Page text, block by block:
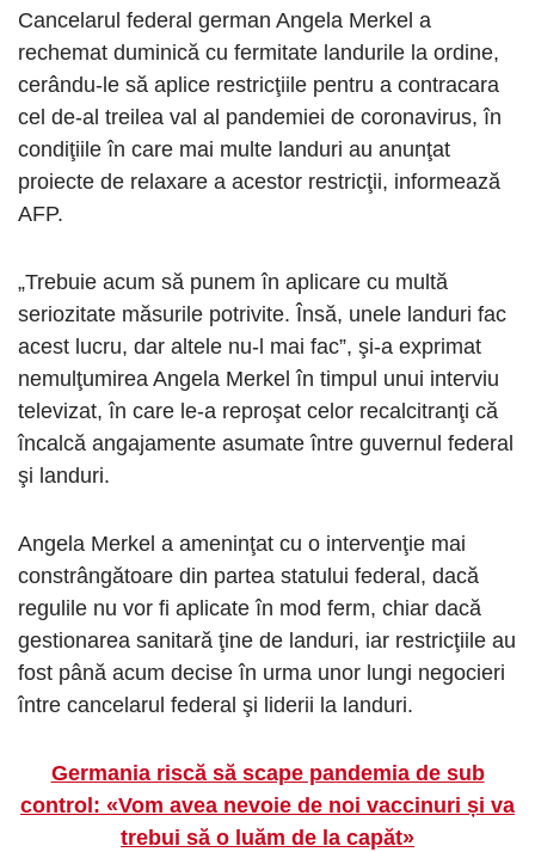
Cancelarul federal german Angela Merkel a
rechemat duminică cu fermitate landurile la ordine,
cerându-le să aplice restricţiile pentru a contracara
cel de-al treilea val al pandemiei de coronavirus, în
condiţiile în care mai multe landuri au anunţat
proiecte de relaxare a acestor restricţii, informează
AFP.
„Trebuie acum să punem în aplicare cu multă
seriozitate măsurile potrivite. Însă, unele landuri fac
acest lucru, dar altele nu-l mai fac”, şi-a exprimat
nemulţumirea Angela Merkel în timpul unui interviu
televizat, în care le-a reproşat celor recalcitranţi că
încalcă angajamente asumate între guvernul federal
şi landuri.
Angela Merkel a ameninţat cu o intervenţie mai
constrângătoare din partea statului federal, dacă
regulile nu vor fi aplicate în mod ferm, chiar dacă
gestionarea sanitară ţine de landuri, iar restricţiile au
fost până acum decise în urma unor lungi negocieri
între cancelarul federal şi liderii la landuri.
Germania riscă să scape pandemia de sub
control: «Vom avea nevoie de noi vaccinuri și va
trebui să o luăm de la capăt»